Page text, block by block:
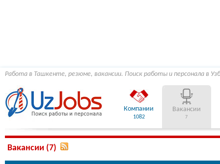
Работа в Ташкенте, резюме, вакансии. Поиск работы и персонала в
Компании
1082
Вакансии
7
Вакансии (7)